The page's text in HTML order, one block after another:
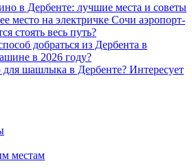
в Дербенте: лучшие места и советы
место на электричке Сочи аэропорт-
стоять весь путь?
добраться из Дербента в
в 2026 году?
для шашлыка в Дербенте? Интересует
местам